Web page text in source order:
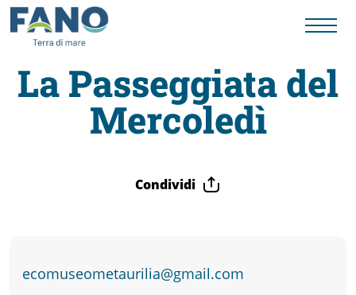
Fano
Cose
La Passeggiata del
Mercoledì
Condividi
ecomuseometaurilia@gmail.com